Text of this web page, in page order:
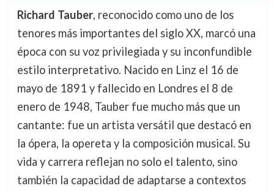
Richard Tauber, reconocido como uno de los
tenores más importantes del siglo XX, marcó una
época con su voz privilegiada y su inconfundible
estilo interpretativo. Nacido en Linz el 16 de
mayo de 1891 y fallecido en Londres el 8 de
enero de 1948, Tauber fue mucho más que un
cantante: fue un artista versátil que destacó en
la ópera, la opereta y la composición musical. Su
vida y carrera reflejan no solo el talento, sino
también la capacidad de adaptarse a contextos